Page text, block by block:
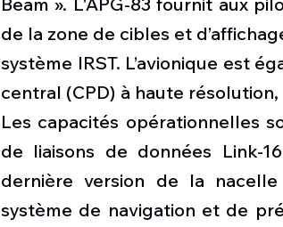
de la zone de cibles et
système IRST. L’avionique est
central (CPD) à haute
Les capacités opérationnelles
de liaisons de données Link-
dernière version de la
système de navigation et de